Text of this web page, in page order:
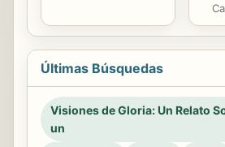
Últimas Búsquedas
Visiones de Gloria: Un Relato
un